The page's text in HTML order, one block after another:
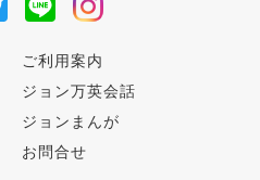
ご利用案内
ジョン万英会話
ジョンまんが
お問合せ